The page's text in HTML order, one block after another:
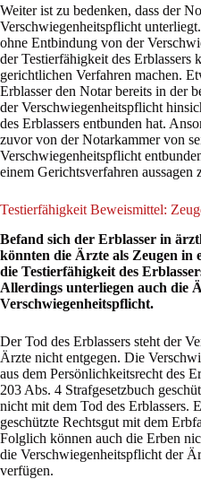
Weiter ist zu bedenken, dass der
Verschwiegenheitspflicht
ohne Entbindung von der
der Testierfähigkeit des Erblassers
gerichtlichen Verfahren machen.
Erblasser den Notar bereits in der
der Verschwiegenheitspflicht
des Erblassers entbunden hat.
zuvor von der Notarkammer von
Verschwiegenheitspflicht
einem Gerichtsverfahren aussagen
Testierfähigkeit Beweismittel:
Befand sich der Erblasser in
könnten die Ärzte als Zeugen in
die Testierfähigkeit des
Allerdings unterliegen auch die
Verschwiegenheitspflicht.
Der Tod des Erblassers steht der
Ärzte nicht entgegen. Die
aus dem Persönlichkeitsrecht des
203 Abs. 4 Strafgesetzbuch
nicht mit dem Tod des Erblassers.
geschützte Rechtsgut mit dem
Folglich können auch die Erben
die Verschwiegenheitspflicht der
verfügen.